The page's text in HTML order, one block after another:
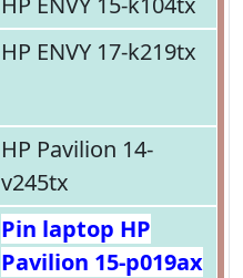
HP ENVY 17-k219tx
HP Pavilion 14-
v245tx
Pin laptop HP
Pavilion 15-p019ax